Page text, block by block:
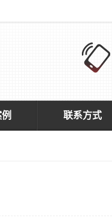
联系方式